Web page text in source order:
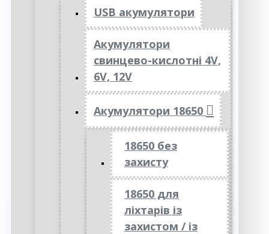
USB акумулятори
Акумулятори
свинцево-кислотні 4V,
6V, 12V
Акумулятори 18650
18650 без
захисту
18650 для
ліхтарів із
захистом / із